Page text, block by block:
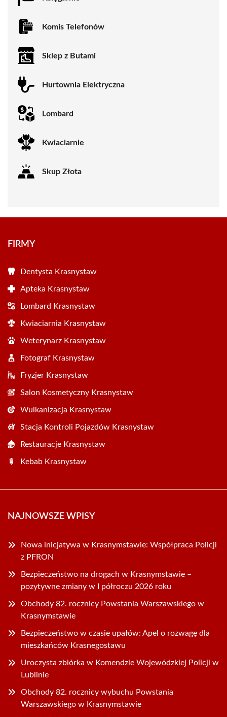
Komis Telefonów
Sklep z Butami
Hurtownia Elektryczna
Lombard
Kwiaciarnie
Skup Złota
FIRMY
Dentysta Krasnystaw
Apteka Krasnystaw
Lombard Krasnystaw
Kwiaciarnia Krasnystaw
Weterynarz Krasnystaw
Fotograf Krasnystaw
Fryzjer Krasnystaw
Salon Kosmetyczny Krasnystaw
Wulkanizacja Krasnystaw
Stacja Kontroli Pojazdów Krasnystaw
Restauracje Krasnystaw
Kebab Krasnystaw
NAJNOWSZE WPISY
Nowa inicjatywa w Krasnymstawie: Współpraca Policji
z PFRON
Bezpieczeństwo na drogach w Krasnymstawie –
pozytywne zmiany w I półroczu 2026 roku
Obchody 82. rocznicy Powstania Warszawskiego w
Krasnymstawie
Bezpieczeństwo w czasie upałów: Apel o rozwagę dla
mieszkańców Krasnegostawu
Uroczysta zbiórka w Komendzie Wojewódzkiej Policji w
Lublinie
Obchody 82. rocznicy wybuchu Powstania
Warszawskiego w Krasnymstawie